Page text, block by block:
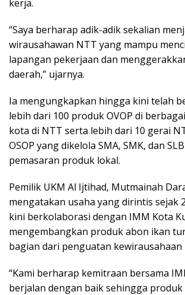
kerja.
“Saya berharap adik-adik sekalian
wirausahawan NTT yang mampu
lapangan pekerjaan dan
daerah,” ujarnya.
Ia mengungkapkan hingga kini telah
lebih dari 100 produk OVOP di
kota di NTT serta lebih dari 10 gerai
OSOP yang dikelola SMA, SMK, dan
pemasaran produk lokal.
Pemilik UKM Al Ijtihad, Mutmainah
mengatakan usaha yang dirintis sejak
kini berkolaborasi dengan IMM Kota
mengembangkan produk abon ikan
bagian dari penguatan kewirausahaan
“Kami berharap kemitraan bersama
berjalan dengan baik sehingga produk